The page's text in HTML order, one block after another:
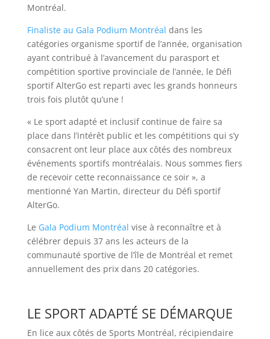
Montréal.
Finaliste au Gala Podium Montréal dans les
catégories organisme sportif de l’année, organisation
ayant contribué à l’avancement du parasport et
compétition sportive provinciale de l’année, le Défi
sportif AlterGo est reparti avec les grands honneurs
trois fois plutôt qu’une !
« Le sport adapté et inclusif continue de faire sa
place dans l’intérêt public et les compétitions qui s’y
consacrent ont leur place aux côtés des nombreux
événements sportifs montréalais. Nous sommes fiers
de recevoir cette reconnaissance ce soir », a
mentionné Yan Martin, directeur du Défi sportif
AlterGo.
Le Gala Podium Montréal vise à reconnaître et à
célébrer depuis 37 ans les acteurs de la
communauté sportive de l’île de Montréal et remet
annuellement des prix dans 20 catégories.
LE SPORT ADAPTÉ SE DÉMARQUE
En lice aux côtés de Sports Montréal, récipiendaire